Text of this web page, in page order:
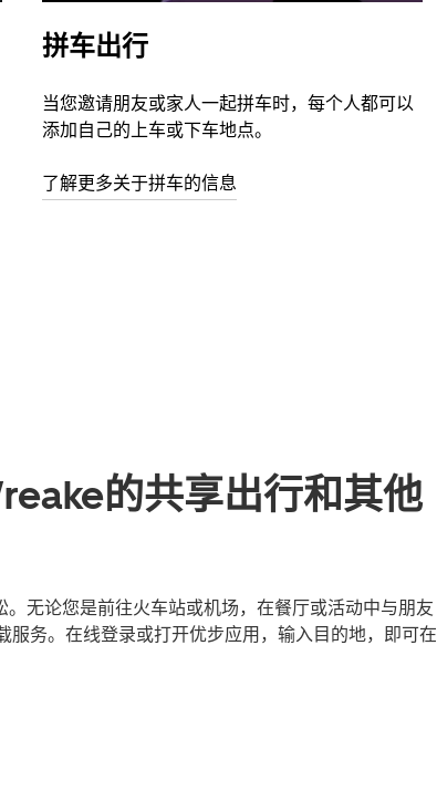
拼车出行
当您邀请朋友或家人一起拼车时，每个人都可以
添加自己的上车或下车地点。
了解更多关于拼车的信息
的共享出行和其他
无论您是前往火车站或机场，在餐厅或活动中与朋友
务。在线登录或打开优步应用，输入目的地，即可在